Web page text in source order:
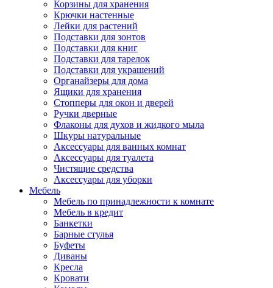
Корзины для хранения
Крючки настенные
Лейки для растений
Подставки для зонтов
Подставки для книг
Подставки для тарелок
Подставки для украшений
Органайзеры для дома
Ящики для хранения
Стопперы для окон и дверей
Ручки дверные
Флаконы для духов и жидкого мыла
Шкуры натуральные
Аксессуары для ванных комнат
Аксессуары для туалета
Чистящие средства
Аксессуары для уборки
Мебель
Мебель по принадлежности к комнате
Мебель в кредит
Банкетки
Барные стулья
Буфеты
Диваны
Кресла
Кровати